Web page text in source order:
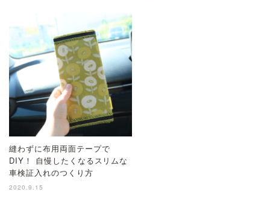
縫わずに布用両面テープで
DIY！ 自慢したくなるスリムな
車検証入れのつくり方
2020.9.15